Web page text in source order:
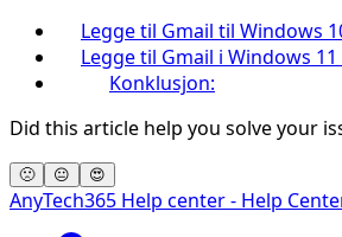
Legge til Gmail til Windows
Legge til Gmail i Windows 11
Konklusjon:
Did this article help you solve your
🙁 😐 😍
AnyTech365 Help center - Help